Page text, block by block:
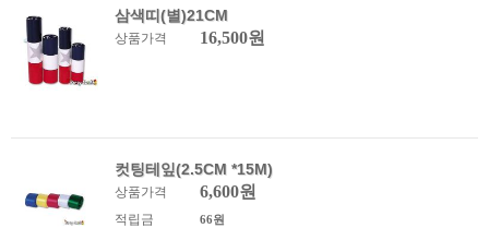
삼색띠(별)21CM
상품가격 16,500원
컷팅테잎(2.5CM *15M)
상품가격 6,600원
적립금 66원